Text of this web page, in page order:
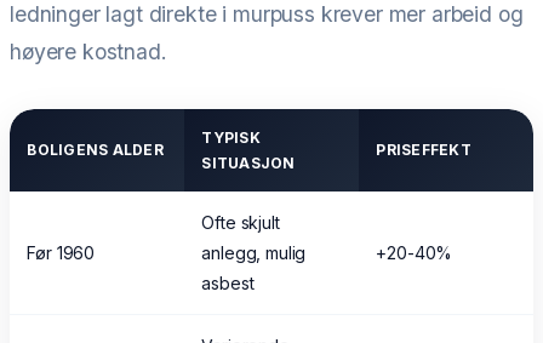
ledninger lagt direkte i murpuss krever mer arbeid og
høyere kostnad.
BOLIGENS ALDER
TYPISK
SITUASJON
PRISEFFEKT
Før 1960
Ofte skjult
anlegg, mulig
asbest
+20-40%